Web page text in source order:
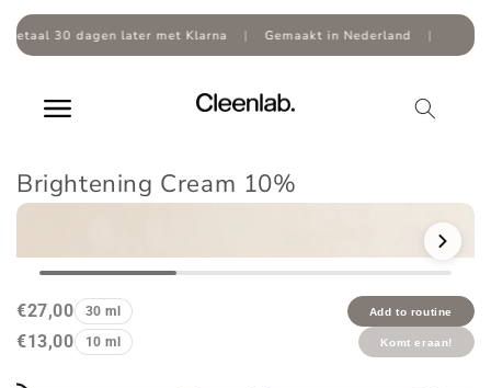
inhoud
30 dagen later met Klarna | Gemaakt in Nederland |
Doorgaan naar
Brightening Cream 10%
€27,00 30 ml Add to routine
€13,00 10 ml Komt eraan!